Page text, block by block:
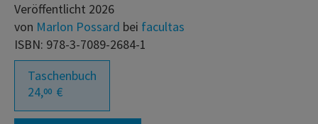
Veröffentlicht 2026
von Marlon Possard bei facultas
ISBN: 978-3-7089-2684-1
Taschenbuch
24,00 €